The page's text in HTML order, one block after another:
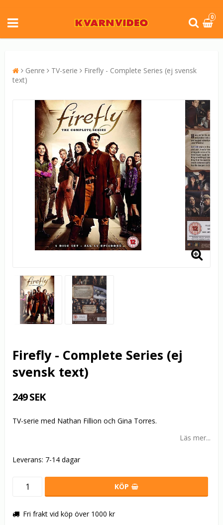
0
Genre TV-serie
Firefly - Complete Series (ej svensk
text)
Firefly - Complete Series (ej
svensk text)
249 SEK
TV-serie med Nathan Fillion och Gina Torres.
Läs mer...
Leverans: 7-14 dagar
KÖP
Fri frakt vid köp över 1000 kr